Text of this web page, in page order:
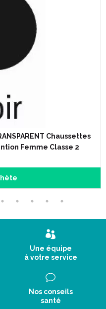
Chaussettes
Femme Classe 2
Une équipe
à votre service
Nos conseils
santé